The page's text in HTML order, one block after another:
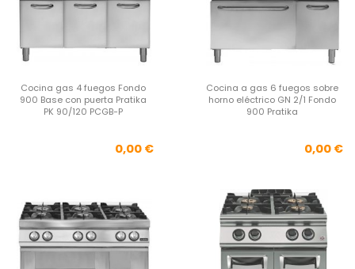
Cocina gas 4 fuegos Fondo
900 Base con puerta Pratika
PK 90/120 PCGB-P
Precio
0,00 €
Cocina a gas 6 fuegos sobre
horno eléctrico GN 2/1 Fondo
900 Pratika
0,00 €